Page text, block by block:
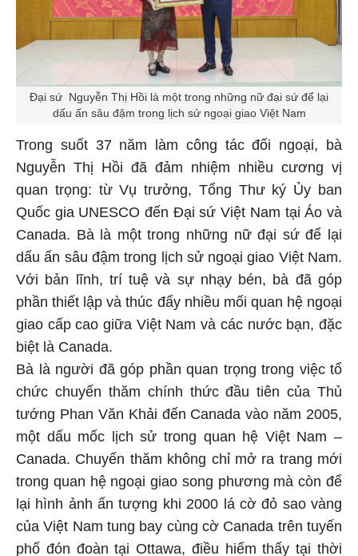
Đại sứ Nguyễn Thị Hồi là một trong những nữ đại sứ để lại
dấu ấn sâu đậm trong lịch sử ngoại giao Việt Nam
Trong suốt 37 năm làm công tác đối ngoại, bà
Nguyễn Thị Hồi đã đảm nhiệm nhiều cương vị
quan trọng: từ Vụ trưởng, Tổng Thư ký Ủy ban
Quốc gia UNESCO đến Đại sứ Việt Nam tại Áo và
Canada. Bà là một trong những nữ đại sứ để lại
dấu ấn sâu đậm trong lịch sử ngoại giao Việt Nam.
Với bản lĩnh, trí tuệ và sự nhạy bén, bà đã góp
phần thiết lập và thúc đẩy nhiều mối quan hệ ngoại
giao cấp cao giữa Việt Nam và các nước bạn, đặc
biệt là Canada.
Bà là người đã góp phần quan trọng trong việc tổ
chức chuyến thăm chính thức đầu tiên của Thủ
tướng Phan Văn Khải đến Canada vào năm 2005,
một dấu mốc lịch sử trong quan hệ Việt Nam –
Canada. Chuyến thăm không chỉ mở ra trang mới
trong quan hệ ngoại giao song phương mà còn để
lại hình ảnh ấn tượng khi 2000 lá cờ đỏ sao vàng
của Việt Nam tung bay cùng cờ Canada trên tuyến
phố đón đoàn tại Ottawa, điều hiếm thấy tại thời